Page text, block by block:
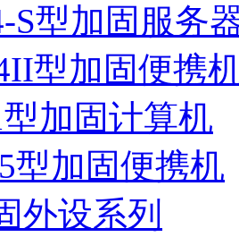
S型加固服务
型加固便携
型加固计算机
型加固便携机
外设系列